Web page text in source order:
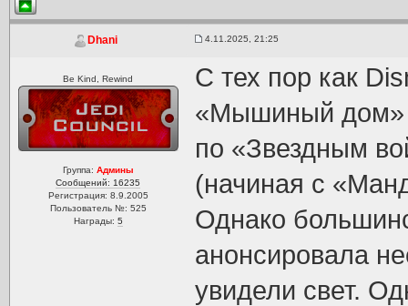
Dhani 4.11.2025, 21:25
Be Kind, Rewind
Группа: Админы
Сообщений: 16235
Регистрация: 8.9.2005
Пользователь №: 525
Награды: 5
С тех пор как
«Мышиный дом»
по «Звездным
(начиная с
Однако
анонсировала
увидели свет.